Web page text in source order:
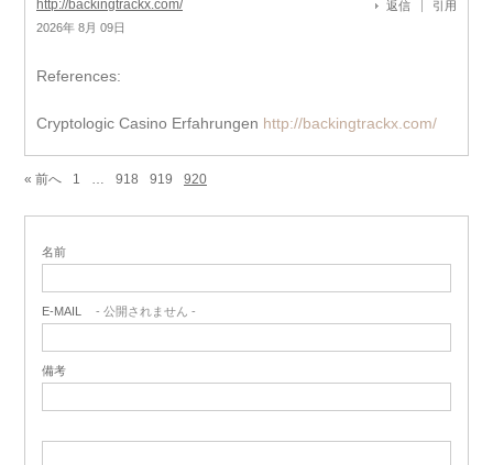
http://backingtrackx.com/
2026年 8月 09日
返信 引用
References:
Cryptologic Casino Erfahrungen http://backingtrackx.com/
« 前へ 1 918 919 920
名前
E-MAIL - 公開されません -
備考